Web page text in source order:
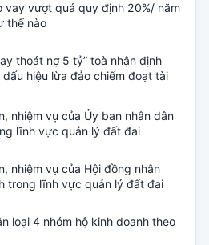
vay vượt quá quy định 20%/ năm
thế nào
thoát nợ 5 tỷ” toà nhận định
dấu hiệu lừa đảo chiếm đoạt tài
nhiệm vụ của Ủy ban nhân dân
lĩnh vực quản lý đất đai
nhiệm vụ của Hội đồng nhân
trong lĩnh vực quản lý đất đai
loại 4 nhóm hộ kinh doanh theo